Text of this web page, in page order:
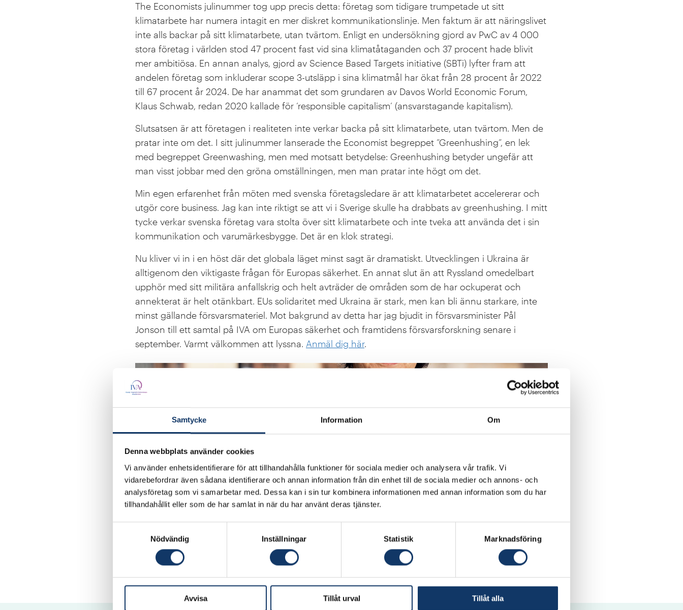
Samtycke Information Om
Denna webbplats använder cookies
Vi använder enhetsidentifierare för att tillhandahålla funktioner för sociala medier och analysera vår trafik. Vi
vidarebefordrar även sådana identifierare och annan information från din enhet till de sociala medier och annons- och
analysföretag som vi samarbetar med. Dessa kan i sin tur kombinera informationen med annan information som du har
tillhandahållit eller som de har samlat in när du har använt deras tjänster.
Nödvändig
Inställningar Statistik Marknadsföring
Avvisa Tillåt urval Tillåt alla
The Economists julinummer tog upp precis detta: företag som tidigare trumpetade ut sitt
klimatarbete har numera intagit en mer diskret kommunikationslinje. Men faktum är att näringslivet
inte alls backar på sitt klimatarbete, utan tvärtom. Enligt en undersökning gjord av PwC av 4 000
stora företag i världen stod 47 procent fast vid sina klimatåtaganden och 37 procent hade blivit
mer ambitiösa. En annan analys, gjord av Science Based Targets initiative (SBTi) lyfter fram att
andelen företag som inkluderar scope 3-utsläpp i sina klimatmål har ökat från 28 procent år 2022
till 67 procent år 2024. De har anammat det som grundaren av Davos World Economic Forum,
Klaus Schwab, redan 2020 kallade för ‘responsible capitalism’ (ansvarstagande kapitalism).
Slutsatsen är att företagen i realiteten inte verkar backa på sitt klimatarbete, utan tvärtom. Men de
pratar inte om det. I sitt julinummer lanserade the Economist begreppet ”Greenhushing”, en lek
med begreppet Greenwashing, men med motsatt betydelse: Greenhushing betyder ungefär att
man visst jobbar med den gröna omställningen, men man pratar inte högt om det.
Min egen erfarenhet från möten med svenska företagsledare är att klimatarbetet accelererar och
utgör core business. Jag kan inte riktigt se att vi i Sverige skulle ha drabbats av greenhushing. I mitt
tycke verkar svenska företag vara stolta över sitt klimatarbete och inte tveka att använda det i sin
kommunikation och varumärkesbygge. Det är en klok strategi.
Nu kliver vi in i en höst där det globala läget minst sagt är dramatiskt. Utvecklingen i Ukraina är
alltigenom den viktigaste frågan för Europas säkerhet. En annat slut än att Ryssland omedelbart
upphör med sitt militära anfallskrig och helt avträder de områden som de har ockuperat och
annekterat är helt otänkbart. EUs solidaritet med Ukraina är stark, men kan bli ännu starkare, inte
minst gällande försvarsmateriel. Mot bakgrund av detta har jag bjudit in försvarsminister Pål
Jonson till ett samtal på IVA om Europas säkerhet och framtidens försvarsforskning senare i
september. Varmt välkommen att lyssna. Anmäl dig här.
Tack för att du är en del av IVAs nätverk!
/professor Sylvia Schwaag Serger, vd IVA
Vd-orden publiceras på svenska i IVAs nyhetsbrev, och på engelska på IVAs LinkedIn.